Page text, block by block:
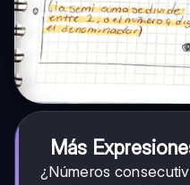
Más
¿Números